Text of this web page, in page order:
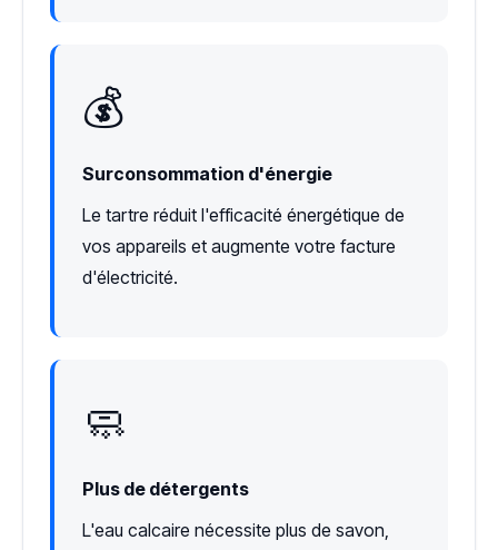
💰
Surconsommation d'énergie
Le tartre réduit l'efficacité énergétique de
vos appareils et augmente votre facture
d'électricité.
🧼
Plus de détergents
L'eau calcaire nécessite plus de savon,